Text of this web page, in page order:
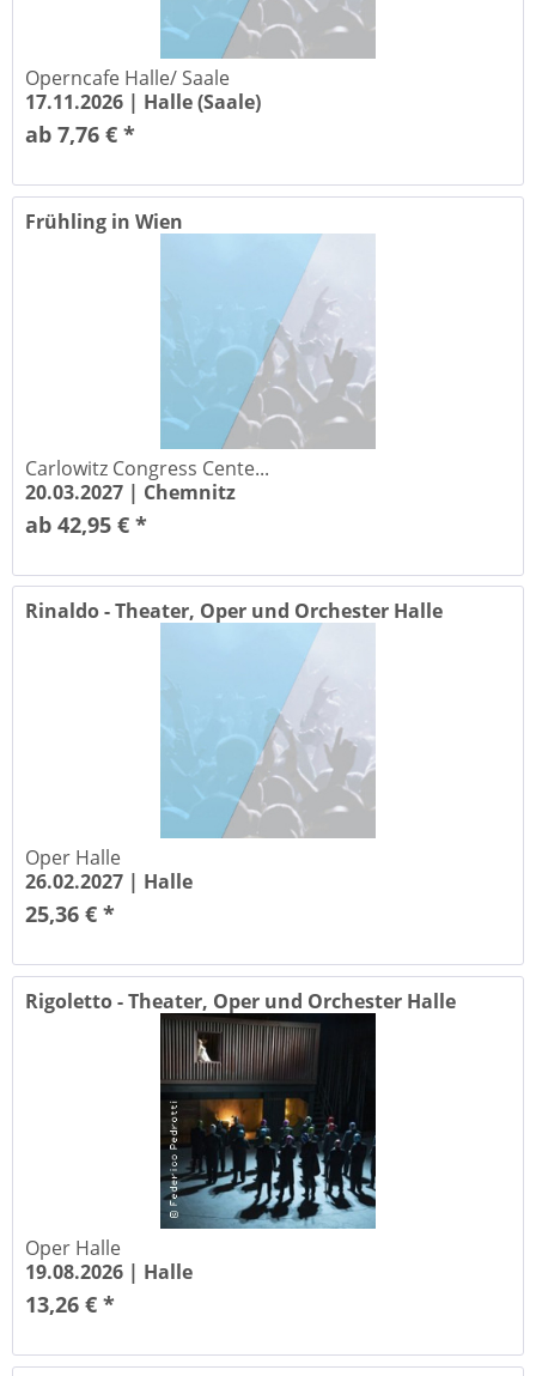
Operncafe Halle/ Saale
17.11.2026 | Halle (Saale)
ab 7,76 € *
Frühling in Wien
Carlowitz Congress Cente...
20.03.2027 | Chemnitz
ab 42,95 € *
Rinaldo - Theater, Oper und Orchester Halle
Oper Halle
26.02.2027 | Halle
25,36 € *
Rigoletto - Theater, Oper und Orchester Halle
Oper Halle
19.08.2026 | Halle
13,26 € *